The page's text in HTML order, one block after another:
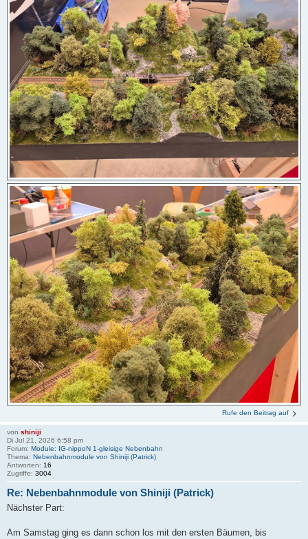
Rufe den Beitrag auf
von shiniji
Di Jul 21, 2026 6:58 pm
Forum: Module: IG-nippoN 1-gleisige Nebenbahn
Thema: Nebenbahnmodule von Shiniji (Patrick)
Antworten: 16
Zugriffe: 3004
Re: Nebenbahnmodule von Shiniji (Patrick)
Nächster Part:
Am Samstag ging es dann schon los mit den ersten Bäumen, bis